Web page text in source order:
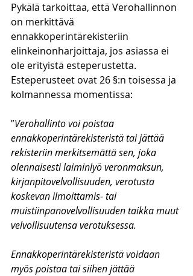
Pykälä tarkoittaa, että Verohallinnon
on merkittävä
ennakkoperintärekisteriin
elinkeinonharjoittaja, jos asiassa ei
ole erityistä esteperustetta.
Esteperusteet ovat 26 §:n toisessa ja
kolmannessa momentissa:
”Verohallinto voi poistaa
ennakkoperintärekisteristä tai jättää
rekisteriin merkitsemättä sen, joka
olennaisesti laiminlyö veronmaksun,
kirjanpitovelvollisuuden, verotusta
koskevan ilmoittamis- tai
muistiinpanovelvollisuuden taikka muut
velvollisuutensa verotuksessa.
Ennakkoperintärekisteristä voidaan
myös poistaa tai siihen jättää